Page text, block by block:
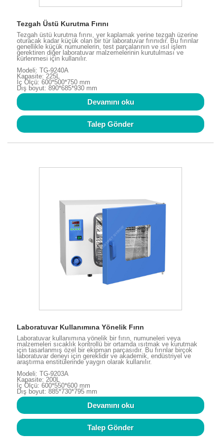
Tezgah Üstü Kurutma Fırını
Tezgah üstü kurutma fırını, yer kaplamak yerine tezgah üzerine
oturacak kadar küçük olan bir tür laboratuvar fırınıdır. Bu fırınlar
genellikle küçük numunelerin, test parçalarının ve ısıl işlem
gerektiren diğer laboratuvar malzemelerinin kurutulması ve
kürlenmesi için kullanılır.
Modeli: TG-9240A
Kapasite: 225L
İç Ölçü: 600*500*750 mm
Dış boyut: 890*685*930 mm
Devamını oku
Talep Gönder
Laboratuvar Kullanımına Yönelik Fırın
Laboratuvar kullanımına yönelik bir fırın, numuneleri veya
malzemeleri sıcaklık kontrollü bir ortamda ısıtmak ve kurutmak
için tasarlanmış özel bir ekipman parçasıdır. Bu fırınlar birçok
laboratuvar deneyi için gereklidir ve akademik, endüstriyel ve
araştırma enstitülerinde yaygın olarak kullanılır.
Modeli: TG-9203A
Kapasite: 200L
İç Ölçü: 600*550*600 mm
Dış boyut: 885*730*795 mm
Devamını oku
Talep Gönder